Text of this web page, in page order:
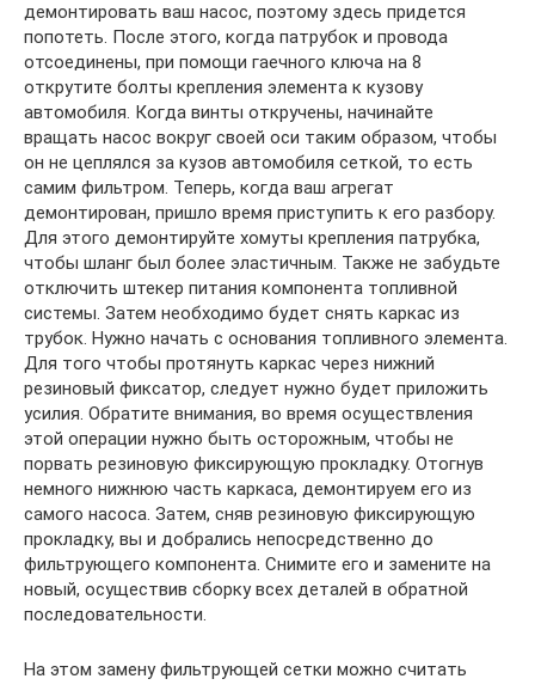
демонтировать ваш насос, поэтому здесь придется
попотеть. После этого, когда патрубок и провода
отсоединены, при помощи гаечного ключа на 8
открутите болты крепления элемента к кузову
автомобиля. Когда винты откручены, начинайте
вращать насос вокруг своей оси таким образом, чтобы
он не цеплялся за кузов автомобиля сеткой, то есть
самим фильтром. Теперь, когда ваш агрегат
демонтирован, пришло время приступить к его разбору.
Для этого демонтируйте хомуты крепления патрубка,
чтобы шланг был более эластичным. Также не забудьте
отключить штекер питания компонента топливной
системы. Затем необходимо будет снять каркас из
трубок. Нужно начать с основания топливного элемента.
Для того чтобы протянуть каркас через нижний
резиновый фиксатор, следует нужно будет приложить
усилия. Обратите внимания, во время осуществления
этой операции нужно быть осторожным, чтобы не
порвать резиновую фиксирующую прокладку. Отогнув
немного нижнюю часть каркаса, демонтируем его из
самого насоса. Затем, сняв резиновую фиксирующую
прокладку, вы и добрались непосредственно до
фильтрующего компонента. Снимите его и замените на
новый, осуществив сборку всех деталей в обратной
последовательности.
На этом замену фильтрующей сетки можно считать